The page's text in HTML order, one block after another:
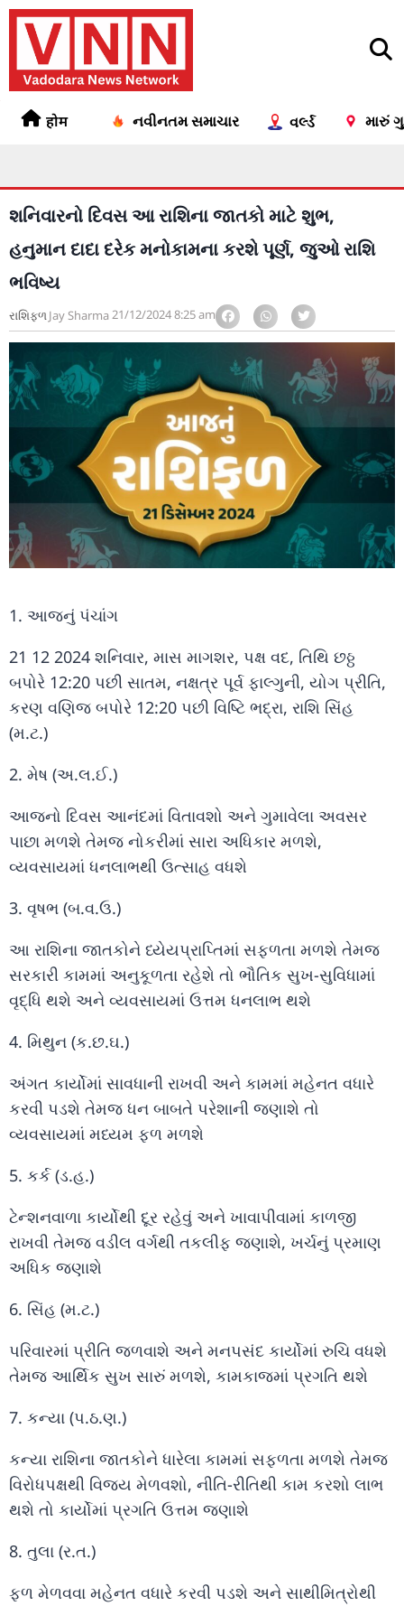
होम નવીનતમ સમાચાર વર્લ્ડ મારું
શનિવારનો દિવસ આ રાશિના જાતકો માટે શુભ,
હનુમાન દાદા દરેક મનોકામના કરશે પૂર્ણ, જુઓ રાશિ
ભવિષ્ય
રાશિફળJay Sharma21/12/20248:25 am
1. આજનું પંચાંગ
21 12 2024 શનિવાર, માસ માગશર, પક્ષ વદ, તિથિ છઠ્ઠ
બપોરે 12:20 પછી સાતમ, નક્ષત્ર પૂર્વ ફાલ્ગુની, યોગ પ્રીતિ,
કરણ વણિજ બપોરે 12:20 પછી વિષ્ટિ ભદ્રા, રાશિ સિંહ
(મ.ટ.)
2. મેષ (અ.લ.ઈ.)
આજનો દિવસ આનંદમાં વિતાવશો અને ગુમાવેલા અવસર
પાછા મળશે તેમજ નોકરીમાં સારા અધિકાર મળશે,
વ્યવસાયમાં ધનલાભથી ઉત્સાહ વધશે
3. વૃષભ (બ.વ.ઉ.)
આ રાશિના જાતકોને ધ્યેયપ્રાપ્તિમાં સફળતા મળશે તેમજ
સરકારી કામમાં અનુકૂળતા રહેશે તો ભૌતિક સુખ-સુવિધામાં
વૃદ્ધિ થશે અને વ્યવસાયમાં ઉત્તમ ધનલાભ થશે
4. મિથુન (ક.છ.ઘ.)
અંગત કાર્યોમાં સાવધાની રાખવી અને કામમાં મહેનત વધારે
કરવી પડશે તેમજ ધન બાબતે પરેશાની જણાશે તો
વ્યવસાયમાં મધ્યમ ફળ મળશે
5. કર્ક (ડ.હ.)
ટેન્શનવાળા કાર્યોથી દૂર રહેવું અને ખાવાપીવામાં કાળજી
રાખવી તેમજ વડીલ વર્ગથી તકલીફ જણાશે, ખર્ચનું પ્રમાણ
અધિક જણાશે
6. સિંહ (મ.ટ.)
પરિવારમાં પ્રીતિ જળવાશે અને મનપસંદ કાર્યોમાં રુચિ વધશે
તેમજ આર્થિક સુખ સારું મળશે, કામકાજમાં પ્રગતિ થશે
7. કન્યા (પ.ઠ.ણ.)
કન્યા રાશિના જાતકોને ધારેલા કામમાં સફળતા મળશે તેમજ
વિરોધપક્ષથી વિજય મેળવશો, નીતિ-રીતિથી કામ કરશો લાભ
થશે તો કાર્યોમાં પ્રગતિ ઉત્તમ જણાશે
8. તુલા (ર.ત.)
ફળ મેળવવા મહેનત વધારે કરવી પડશે અને સાથીમિત્રોથી